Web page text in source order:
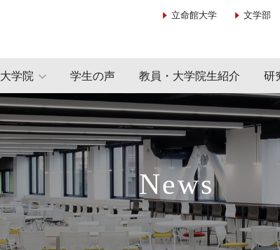
大学院 学生の声 教員・大学院生紹介 研
立命館大学 文学部
News